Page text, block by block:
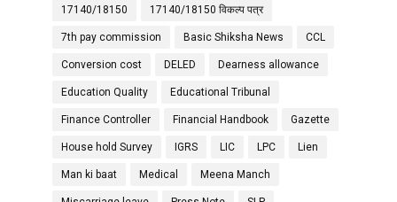
17140/18150 17140/18150 विकल्प पत्र
7th pay commission Basic Shiksha News CCL
Conversion cost DELED Dearness allowance
Education Quality Educational Tribunal
Finance Controller Financial Handbook Gazette
House hold Survey IGRS LIC LPC Lien
Man ki baat Medical Meena Manch